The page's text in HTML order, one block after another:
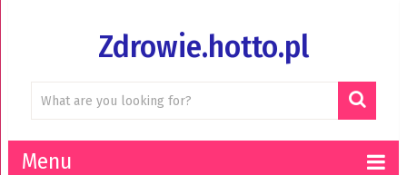
Zdrowie.hotto.pl
Menu